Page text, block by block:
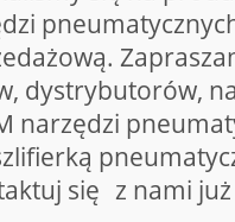
dystrybutorów,
narzędzi
się z nami